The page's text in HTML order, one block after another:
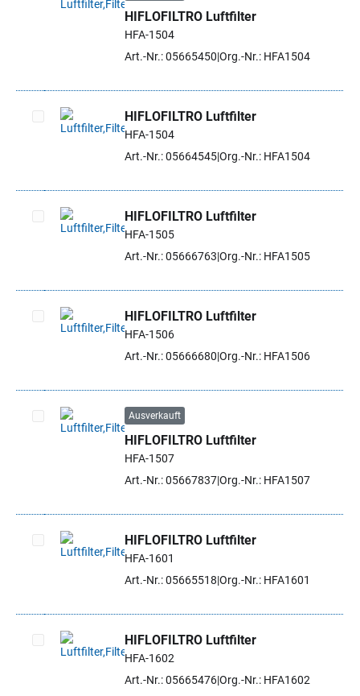
Artikel auswählen
HIFLOFILTRO Luftfilter
HFA-1504
Art.-Nr.: 05665450 Org.-Nr.: HFA1504
Artikel auswählen
HIFLOFILTRO Luftfilter
HFA-1504
Art.-Nr.: 05664545Org.-Nr.: HFA1504
Artikel auswählen
HIFLOFILTRO Luftfilter
HFA-1505
Art.-Nr.: 05666763 Org.-Nr.: HFA1505
Artikel auswählen
HIFLOFILTRO Luftfilter
HFA-1506
Art.-Nr.: 05666680 Org.-Nr.: HFA1506
Artikel auswählen
Ausverkauft
HIFLOFILTRO Luftfilter
HFA-1507
Art.-Nr.: 05667837Org.-Nr.: HFA1507
Artikel auswählen
HIFLOFILTRO Luftfilter
HFA-1601
Art.-Nr.: 05665518 Org.-Nr.: HFA1601
Artikel auswählen
HIFLOFILTRO Luftfilter
HFA-1602
Art.-Nr.: 05665476Org.-Nr.: HFA1602